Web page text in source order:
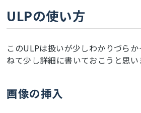
ULPの使い方
このULPは扱いが少しわかりづら
ねて少し詳細に書いておこうと思い
画像の挿入